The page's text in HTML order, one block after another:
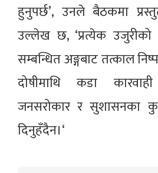
हुनुपर्छ’, उनले बैठकमा
उल्लेख छ, ‘प्रत्येक उजुरीको
सम्बन्धित अङ्गबाट तत्काल
दोषीमाथि कडा
जनसरोकार र सुशासनका
दिनुहँदैन।‘